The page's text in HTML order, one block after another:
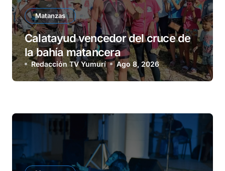
Matanzas
Calatayud vencedor del cruce de
la bahía matancera
Redacción TV Yumurí Ago 8, 2026